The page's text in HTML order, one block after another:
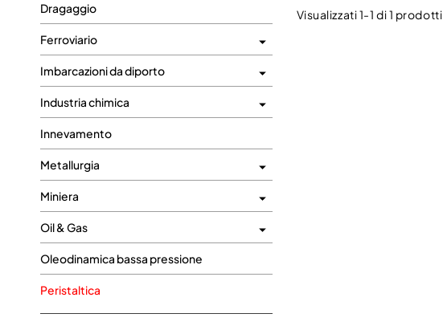
Dragaggio
Ferroviario
Imbarcazioni da diporto
Industria chimica
Innevamento
Metallurgia
Miniera
Oil & Gas
Oleodinamica bassa pressione
Peristaltica
Visualizzati 1-1 di 1 prodotti